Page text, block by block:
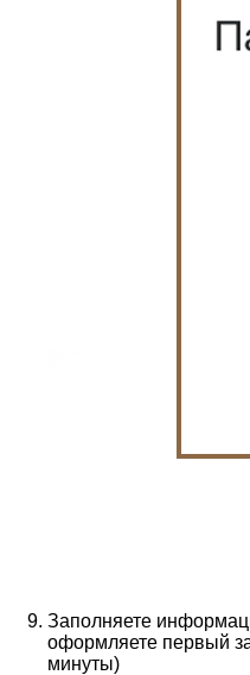
Заполняете
оформляете первый
минуты)